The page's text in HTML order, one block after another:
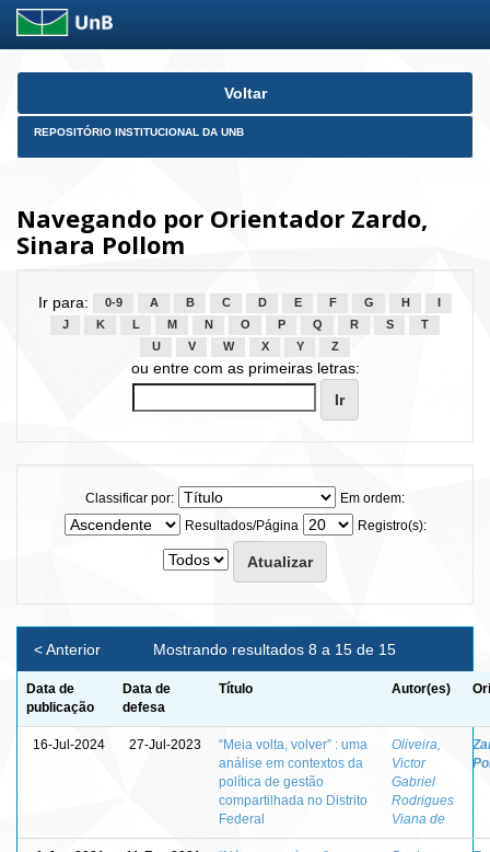
Skip
Voltar
REPOSITÓRIO INSTITUCIONAL DA UNB
Navegando por Orientador Zardo,
Sinara Pollom
Ir para: 0-9 A B C D E F G H
J
K L M N O P Q R S
T
U
V W X Y Z
ou entre com as primeiras letras:
Classificar por:
Em ordem:
Resultados/Página
Registro(s):
Mostrando resultados 8 a 15 de 15
< Anterior
Data de
publicação
Data de
defesa
Título Autor(es)
16-Jul-2024 27-Jul-2023
“Meia volta, volver” : uma
análise em contextos da
política de gestão
compartilhada no Distrito
Federal
Oliveira,
Victor
Gabriel
Rodrigues
Viana de